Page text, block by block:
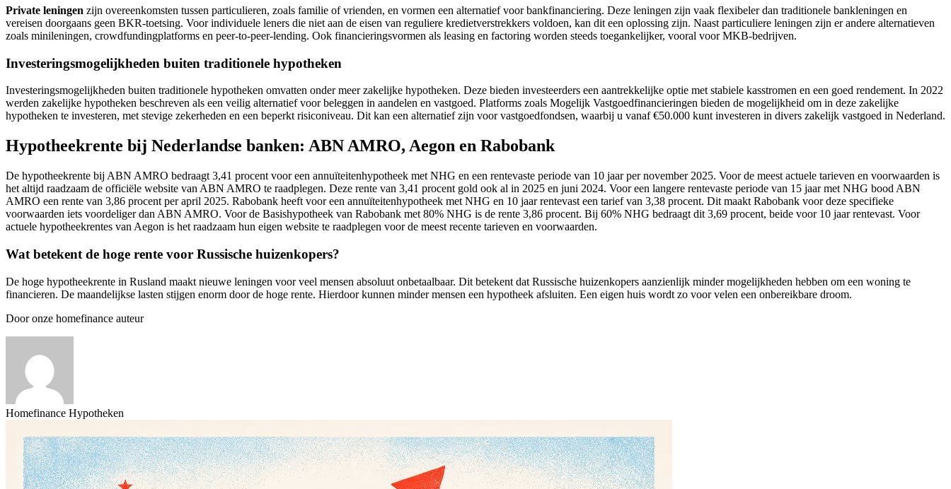
Private leningen zijn overeenkomsten tussen particulieren, zoals familie of vrienden, en vormen een alternatief voor bankfinanciering. Deze leningen zijn vaak flexibeler dan traditionele bankleningen en
vereisen doorgaans geen BKR-toetsing. Voor individuele leners die niet aan de eisen van reguliere kredietverstrekkers voldoen, kan dit een oplossing zijn. Naast particuliere leningen zijn er andere alternatieven
zoals minileningen, crowdfundingplatforms en peer-to-peer-lending. Ook financieringsvormen als leasing en factoring worden steeds toegankelijker, vooral voor MKB-bedrijven.
Investeringsmogelijkheden buiten traditionele hypotheken
Investeringsmogelijkheden buiten traditionele hypotheken omvatten onder meer zakelijke hypotheken. Deze bieden investeerders een aantrekkelijke optie met stabiele kasstromen en een goed rendement. In 2022
werden zakelijke hypotheken beschreven als een veilig alternatief voor beleggen in aandelen en vastgoed. Platforms zoals Mogelijk Vastgoedfinancieringen bieden de mogelijkheid om in deze zakelijke
hypotheken te investeren, met stevige zekerheden en een beperkt risiconiveau. Dit kan een alternatief zijn voor vastgoedfondsen, waarbij u vanaf €50.000 kunt investeren in divers zakelijk vastgoed in Nederland.
Hypotheekrente bij Nederlandse banken: ABN AMRO, Aegon en Rabobank
De hypotheekrente bij ABN AMRO bedraagt 3,41 procent voor een annuïteitenhypotheek met NHG en een rentevaste periode van 10 jaar per november 2025. Voor de meest actuele tarieven en voorwaarden is
het altijd raadzaam de officiële website van ABN AMRO te raadplegen. Deze rente van 3,41 procent gold ook al in 2025 en juni 2024. Voor een langere rentevaste periode van 15 jaar met NHG bood ABN
AMRO een rente van 3,86 procent per april 2025. Rabobank heeft voor een annuïteitenhypotheek met NHG en 10 jaar rentevast een tarief van 3,38 procent. Dit maakt Rabobank voor deze specifieke
voorwaarden iets voordeliger dan ABN AMRO. Voor de Basishypotheek van Rabobank met 80% NHG is de rente 3,86 procent. Bij 60% NHG bedraagt dit 3,69 procent, beide voor 10 jaar rentevast. Voor
actuele hypotheekrentes van Aegon is het raadzaam hun eigen website te raadplegen voor de meest recente tarieven en voorwaarden.
Wat betekent de hoge rente voor Russische huizenkopers?
De hoge hypotheekrente in Rusland maakt nieuwe leningen voor veel mensen absoluut onbetaalbaar. Dit betekent dat Russische huizenkopers aanzienlijk minder mogelijkheden hebben om een woning te
financieren. De maandelijkse lasten stijgen enorm door de hoge rente. Hierdoor kunnen minder mensen een hypotheek afsluiten. Een eigen huis wordt zo voor velen een onbereikbare droom.
Door onze homefinance auteur
Homefinance Hypotheken